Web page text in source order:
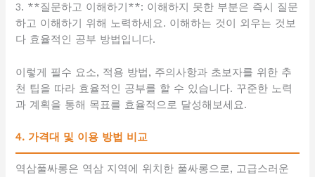
3. **질문하고 이해하기**: 이해하지 못한 부분은 즉시 질문
하고 이해하기 위해 노력하세요. 이해하는 것이 외우는 것보
다 효율적인 공부 방법입니다.
이렇게 필수 요소, 적용 방법, 주의사항과 초보자를 위한 추
천 팁을 따라 효율적인 공부를 할 수 있습니다. 꾸준한 노력
과 계획을 통해 목표를 효율적으로 달성해보세요.
4. 가격대 및 이용 방법 비교
역삼풀싸롱은 역삼 지역에 위치한 풀싸롱으로, 고급스러운